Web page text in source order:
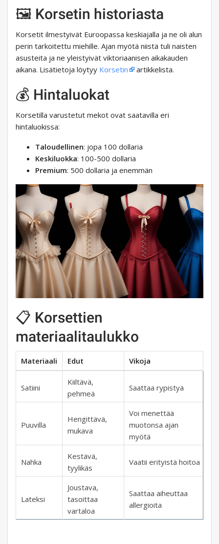
🖼️ Korsetin historiasta
Korsetit ilmestyivät Euroopassa keskiajalla ja ne oli alun
perin tarkoitettu miehille. Ajan myötä niistä tuli naisten
asusteita ja ne yleistyivät viktoriaanisen aikakauden
aikana. Lisätietoja löytyy Korsetin artikkelista.
💰 Hintaluokat
Korsetilla varustetut mekot ovat saatavilla eri
hintaluokissa:
Taloudellinen: jopa 100 dollaria
Keskiluokka: 100-500 dollaria
Premium: 500 dollaria ja enemmän
📋 Korsettien
materiaalitaulukko
Materiaali Edut Vikoja
Satiini
Kiiltävä,
pehmeä
Saattaa rypistyä
Puuvilla
Hengittävä,
mukava
Voi menettää
muotonsa ajan
myötä
Nahka
Kestävä,
tyylikäs
Vaatii erityistä hoitoa
Lateksi
Joustava,
tasoittaa
vartaloa
Saattaa aiheuttaa
allergioita